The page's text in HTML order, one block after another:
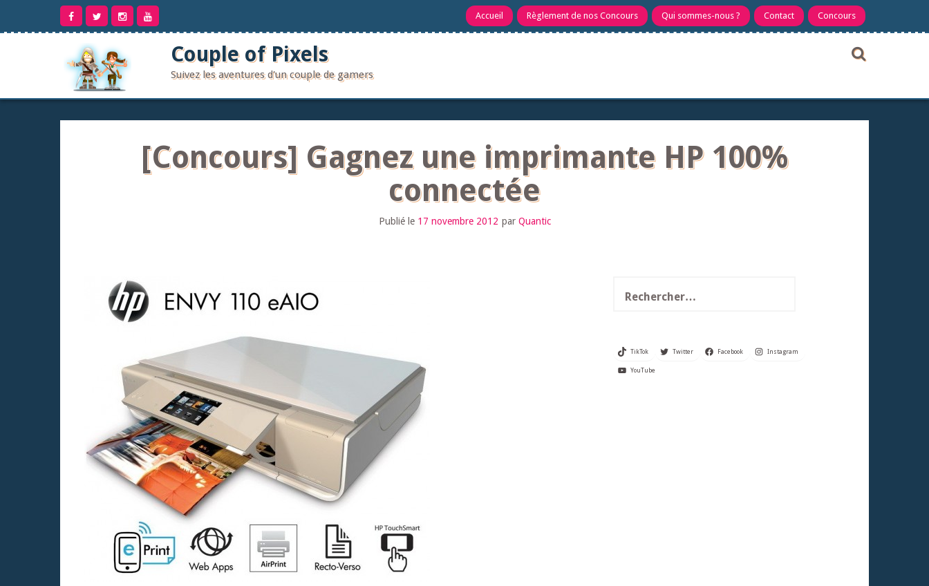
contenu
Accueil Règlement de nos Concours Qui sommes-nous ? Contact Concours
Couple of Pixels
Suivez les aventures d'un couple de gamers
[Concours] Gagnez une imprimante HP 100%
connectée
Publié le 17 novembre 2012 par Quantic
TikTok Twitter Facebook Instagram
YouTube